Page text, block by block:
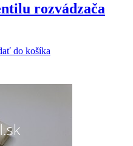
rozvádzača
do košíka